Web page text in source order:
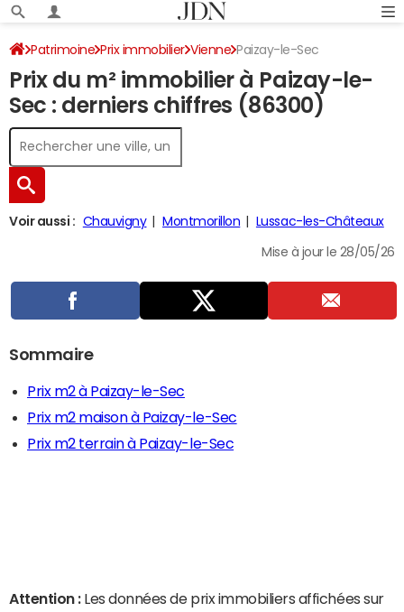
Patrimoine Prix immobilier Vienne Paizay-le-Sec
Prix du m² immobilier à Paizay-le-
Sec : derniers chiffres (86300)
Voir aussi : Chauvigny Montmorillon Lussac-les-Châteaux
Mise à jour le 28/05/26
Sommaire
Prix m2 à Paizay-le-Sec
Prix m2 maison à Paizay-le-Sec
Prix m2 terrain à Paizay-le-Sec
Attention : Les données de prix immobiliers affichées sur